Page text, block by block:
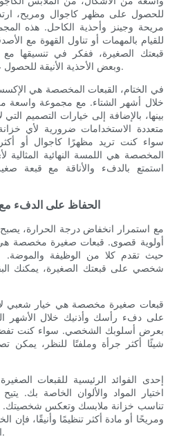
للحصول على مظهر كاجوال ومريح،
مريحة وجينز وأحذية الكاحل. هذه
للقيام بالمهمات أو تناول القهوة مع
قبعتك الصغيرة، ففكر في تنسيقها
وبعض الأحذية الأنيقة للحصول على مظهر أكثر تطورًا وتكاملًا.
في الختام، القبعات المخصصة هي
خلال أشهر الشتاء. مع مجموعة واسعة من
بينها، بالإضافة إلى خيارات التصميم التي
متعددة الاستخدامات ضرورية لأي
سواء كنت تريد مظهرًا كاجوال أو أكثر
المخصصة هي اللمسة النهائية المثالية
استمتع بالدفء والأناقة مع قبعة
- الحفاظ على الدفء
مع استمرار انخفاض درجة الحرارة، يصبح
أولوية قصوى. قبعات صغيرة مخصصة هي
حيث تقدم كلا من الوظيفة والموضة.
شخصي على قبعتك الصغيرة، يمكنك
قبعات صغيرة مخصصة هي خيار شعبي
على دفء رأسك وأذنيك خلال الأشهر
بعرض أسلوبك الشخصي. سواء كنت تفضل
شيئًا أكثر جرأة وملفتًا للنظر،
إحدى الفوائد الرئيسية للقبعات
اختيار المواد والألوان الخاصة بك.
تناسب خزانة ملابسك وتعكس شخصيتك.
ومريحًا أو مادة أكثر تنظيمًا وأنيقًا، فإن
الأمر بتخصيص قبعتك الصغيرة.